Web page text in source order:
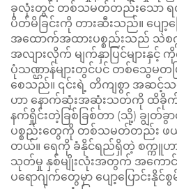
ခုလုံးတွင် တစ်သမတ်တည်းသော ရလဒ်
ပိတ်မိခြင်းကို တားဆီးသည်။ ပျော့
အထောက်အထားပစ္စည်းသည် သဲစက္
အလျားလိုက် မျက်နှာပြင်များနှင့်
ပုံသဏ္ဌာန်များတွင်ပင် တစ်သွေမတ
စေသည်။ ၎င်းရဲ့ တိကျစွာ အဆ
ဟာ နောက်ဆုံးအဆုံးသတ်ကို ထိခို
နက်ရှိုင်းတဲ့ခြစ်ခြစ်တာ (သို့) ချွ
ပစ္စည်းတွေကို တစ်သမတ်တည်း ဖ
တယ်။ ရေကို ခံနိုင်ရည်ရှိတဲ့ စက္ကူဟ
သုတ်မှု နှစ်မျိုးလုံးအတွက် အကောင်
ပရောဂျက်တွေမှာ ပျော့ပြောင်းနို